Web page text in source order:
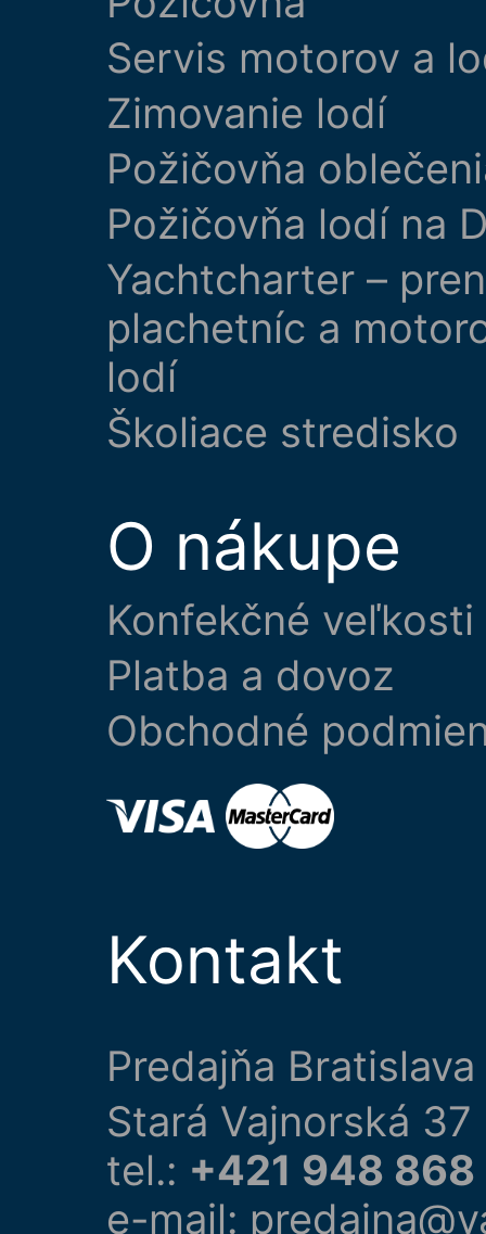
Servis motorov a
Zimovanie lodí
Požičovňa
Požičovňa lodí na
Yachtcharter –
plachetníc a
lodí
Školiace stredisko
O nákupe
Konfekčné veľkosti
Platba a dovoz
Obchodné
Kontakt
Predajňa Bratislava
Stará Vajnorská 37
tel.: +421 948
e-mail: